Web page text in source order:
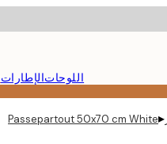
اللوحاتالإطارات
▸
Passepartout 50x70 cm White